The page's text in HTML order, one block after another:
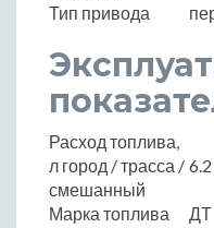
Тип привода
Расход топлива,
л город / трасса /
смешанный
Марка топлива
ДТ